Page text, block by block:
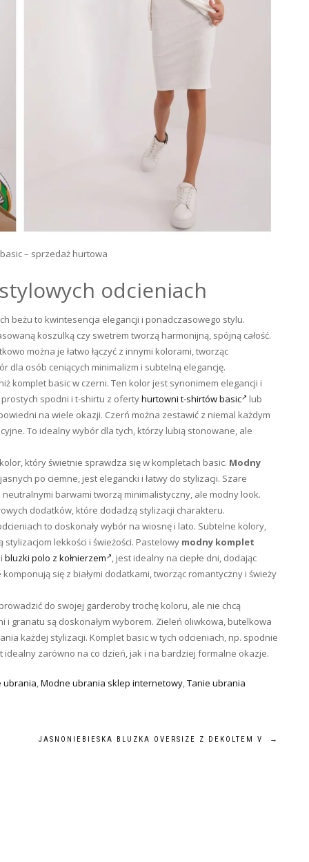
– sprzedaż hurtowa
odcieniach
beżu to kwintesencja elegancji i ponadczasowego stylu.
koszulką czy swetrem tworzą harmonijną, spójną całość.
można je łatwo łączyć z innymi kolorami, tworząc
dla osób ceniących minimalizm i subtelną elegancję.
komplet basic w czerni. Ten kolor jest synonimem elegancji i
spodni i t-shirtu z ofertyhurtowni t-shirtów basic
lub
na wiele okazji. Czerń można zestawić z niemal każdym
To idealny wybór dla tych, którzy lubią stonowane, ale
który świetnie sprawdza się w kompletach basic. Modny
po ciemne, jest elegancki i łatwy do stylizacji. Szare
barwami tworzą minimalistyczny, ale modny look.
dodatków, które dodadzą stylizacji charakteru.
to doskonały wybór na wiosnę i lato. Subtelne kolory,
lekkości i świeżości. Pastelowy modny komplet
bluzki polo z kołnierzem , jest idealny na ciepłe dni, dodając
się z białymi dodatkami, tworząc romantyczny i świeży
do swojej garderoby trochę koloru, ale nie chcą
granatu są doskonałym wyborem. Zieleń oliwkowa, butelkowa
każdej stylizacji. Komplet basic w tych odcieniach, np. spodnie
idealny zarówno na co dzień, jak i na bardziej formalne okazje.
ubrania,Modne ubrania sklep internetowy,Tanie ubrania
JASNONIEBIESKA BLUZKA OVERSIZE Z DEKOLTEM V →